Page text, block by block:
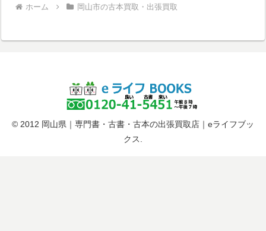
ホーム 岡山市の古本買取・出張買取
© 2012 岡山県｜専門書・古書・古本の出張買取店｜eライフブッ
クス.